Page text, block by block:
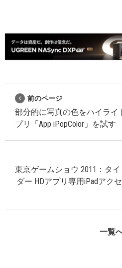
前のページ
部分的に写真の色をハイライ
プリ「App iPopColor」を試す
東京ゲームショウ 2011：タ
ダー HDアプリ専用iPadアクセ
一覧